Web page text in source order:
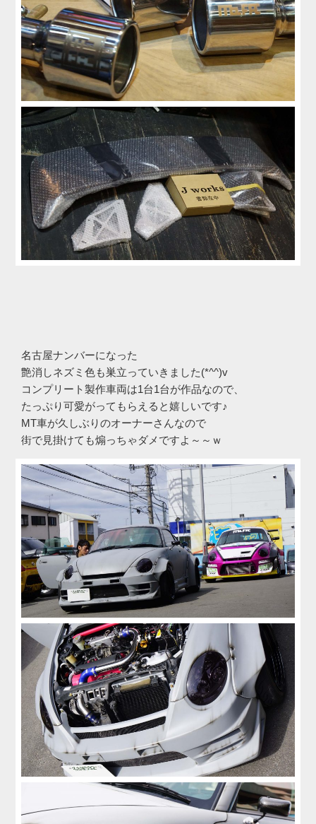
名古屋ナンバーになった
艶消しネズミ色も巣立っていきました(*^^)v
コンプリート製作車両は1台1台が作品なので、
たっぷり可愛がってもらえると嬉しいです♪
MT車が久しぶりのオーナーさんなので
街で見掛けても煽っちゃダメですよ～～ｗ